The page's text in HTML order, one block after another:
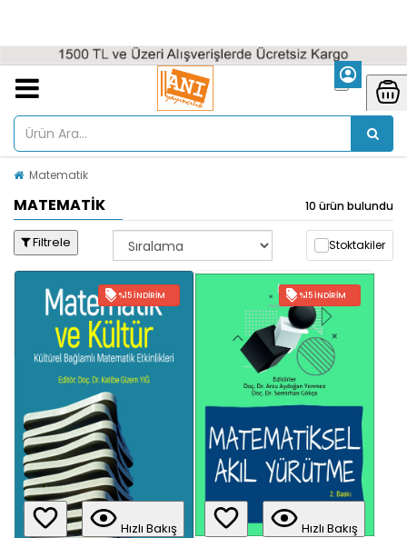
Matematik
MATEMATIK 10 ürün bulundu
Filtrele Stoktakiler
%15 İNDIRIM
Hızlı Bakış
%15 İNDIRIM
Hızlı Bakış